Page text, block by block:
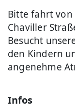
Bitte fahrt von
Chaviller
Besucht
den Kindern
angenehme
Infos